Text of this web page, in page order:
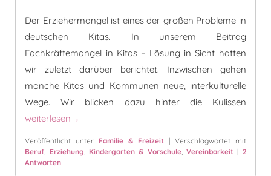
Der Erziehermangel ist eines der großen Probleme in
deutschen Kitas. In unserem Beitrag
Fachkräftemangel in Kitas – Lösung in Sicht hatten
wir zuletzt darüber berichtet. Inzwischen gehen
manche Kitas und Kommunen neue, interkulturelle
Wege. Wir blicken dazu hinter die Kulissen
Eine kolumbianische Erzieherin und der Kita-Alltag in
weiterlesen →
Veröffentlicht unter Familie & Freizeit | Verschlagwortet mit
Beruf, Erziehung, Kindergarten & Vorschule,Vereinbarkeit | 2
Antworten